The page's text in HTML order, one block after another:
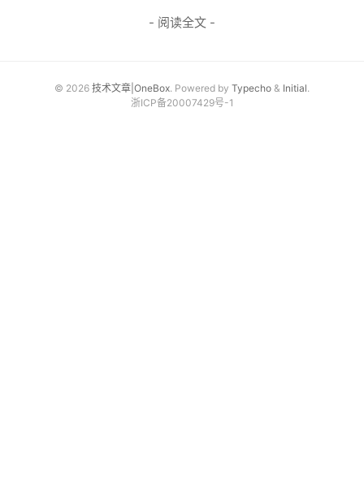
- 阅读全文 -
© 2026 技术文章|OneBox. Powered by Typecho & Initial.
浙ICP备20007429号-1